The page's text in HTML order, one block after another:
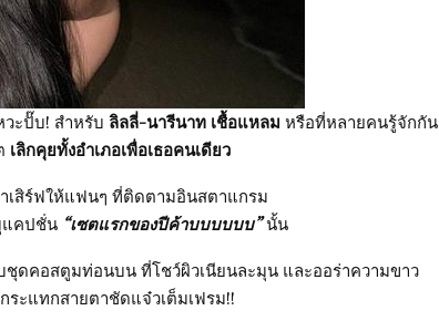
วะปั๊บ! สำหรับ ลิลลี่-นารีนาท เชื้อแหลม หรือที่หลายคนรู้จักกัน
เลิกคุยทั้งอำเภอเพื่อเธอคนเดียว
เสิร์ฟให้แฟนๆ ที่ติดตามอินสตาแกรม
แคปชั่น “เซตแรกของปีค้าบบบบบบ”นั้น
ชุดคอสตูมท่อนบน ที่โชว์ผิวเนียนละมุน และออร่าความขาว
ระแทกสายตาชัดแจ๋วเต็มเฟรม!!